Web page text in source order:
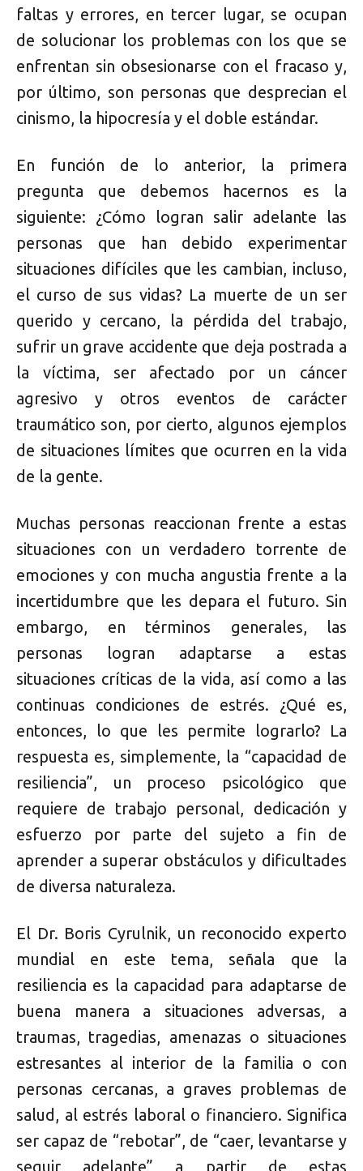
faltas y errores, en tercer lugar, se ocupan
de solucionar los problemas con los que se
enfrentan sin obsesionarse con el fracaso y,
por último, son personas que desprecian el
cinismo, la hipocresía y el doble estándar.
En función de lo anterior, la primera
pregunta que debemos hacernos es la
siguiente: ¿Cómo logran salir adelante las
personas que han debido experimentar
situaciones difíciles que les cambian, incluso,
el curso de sus vidas? La muerte de un ser
querido y cercano, la pérdida del trabajo,
sufrir un grave accidente que deja postrada a
la víctima, ser afectado por un cáncer
agresivo y otros eventos de carácter
traumático son, por cierto, algunos ejemplos
de situaciones límites que ocurren en la vida
de la gente.
Muchas personas reaccionan frente a estas
situaciones con un verdadero torrente de
emociones y con mucha angustia frente a la
incertidumbre que les depara el futuro. Sin
embargo, en términos generales, las
personas logran adaptarse a estas
situaciones críticas de la vida, así como a las
continuas condiciones de estrés. ¿Qué es,
entonces, lo que les permite lograrlo? La
respuesta es, simplemente, la “capacidad de
resiliencia”, un proceso psicológico que
requiere de trabajo personal, dedicación y
esfuerzo por parte del sujeto a fin de
aprender a superar obstáculos y dificultades
de diversa naturaleza.
El Dr. Boris Cyrulnik, un reconocido experto
mundial en este tema, señala que la
resiliencia es la capacidad para adaptarse de
buena manera a situaciones adversas, a
traumas, tragedias, amenazas o situaciones
estresantes al interior de la familia o con
personas cercanas, a graves problemas de
salud, al estrés laboral o financiero. Significa
ser capaz de “rebotar”, de “caer, levantarse y
seguir adelante” a partir de estas